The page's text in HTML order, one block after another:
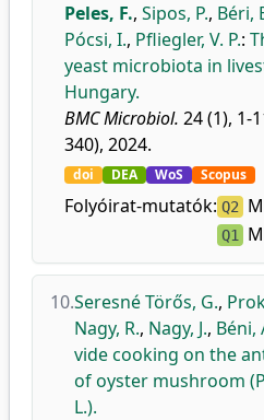
Peles, F., Sipos, P., Béri,
Pócsi, I., Pfliegler, V. P.:
yeast microbiota in
Hungary.
BMC Microbiol. 24 (1), 1-
340), 2024.
doi DEA WoS Scopus
Folyóirat-mutatók: Q2
Q1
10.Seresné Törős, G.,
Nagy, R., Nagy, J., Béni,
vide cooking on the
of oyster mushroom
L.).